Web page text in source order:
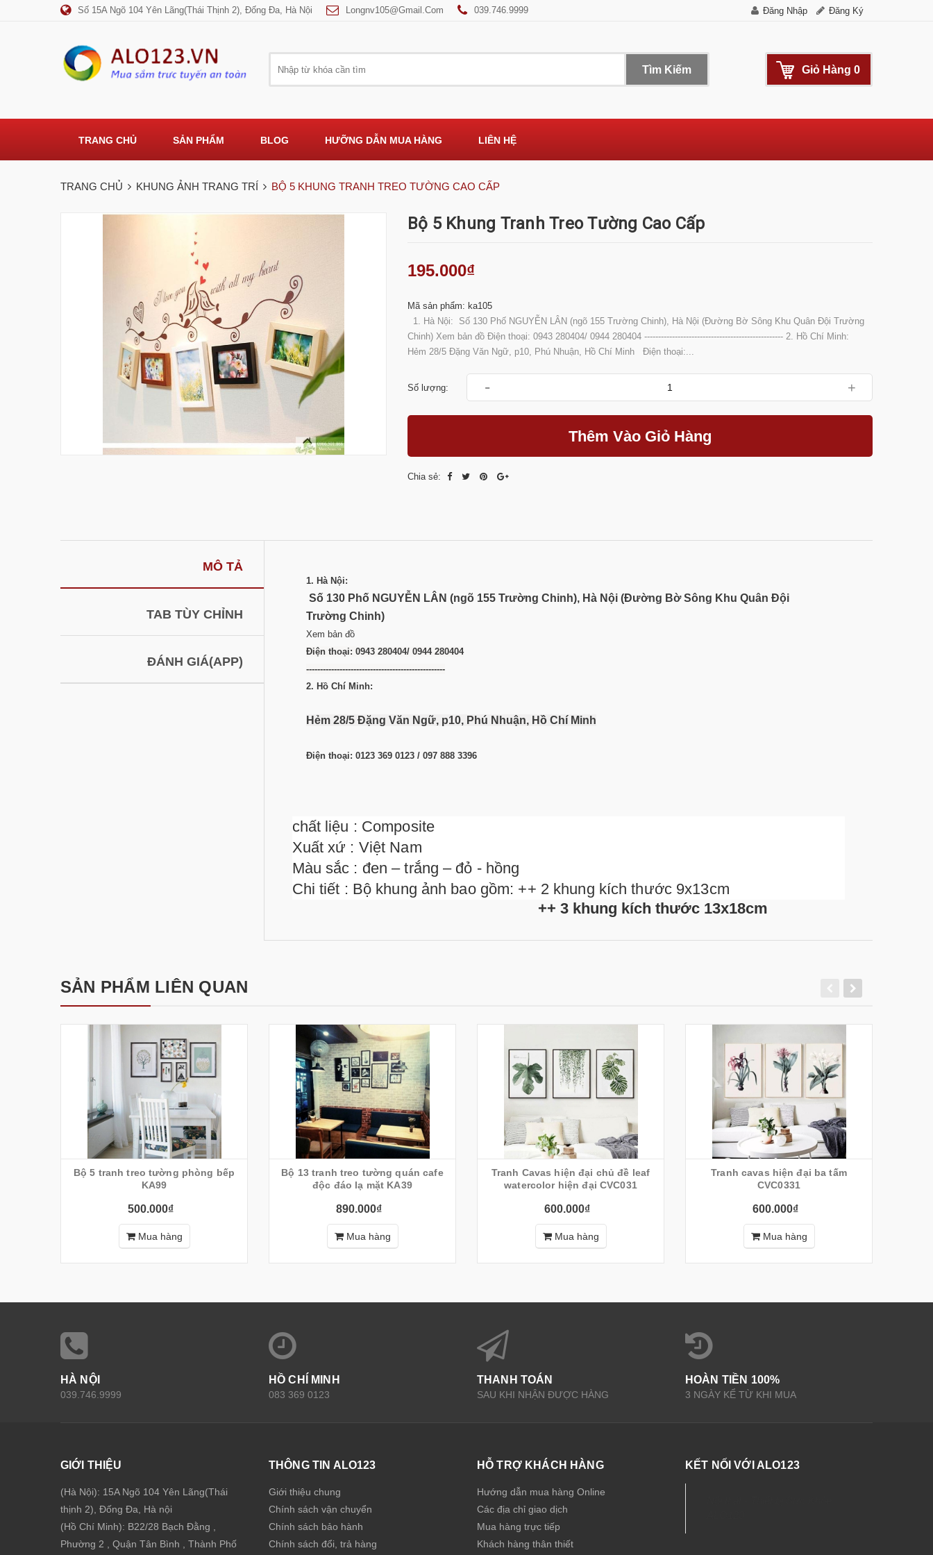
Số 15A Ngõ 104 Yên Lãng(Thái Thịnh 2), Đống Đa, Hà Nội Longnv105@gmail.com 039.746.9999 Đăng Nhập Đăng Ký
Tìm Kiếm Giỏ Hàng 0
TRANG CHỦ SẢN PHẨM BLOG HƯỠNG DẪN MUA HÀNG LIÊN HỆ
TRANG CHỦ KHUNG ẢNH TRANG TRÍ BỘ 5 KHUNG TRANH TREO TƯỜNG CAO CẤP
Bộ 5 Khung Tranh Treo Tường Cao Cấp
195.000₫
Mã sản phẩm: ka105
1. Hà Nội: Số 130 Phố NGUYỄN LÂN (ngõ 155 Trường Chinh), Hà Nội (Đường Bờ Sông Khu Quân Đội Trường
Chinh) Xem bản đồ Điện thoại: 0943 280404/ 0944 280404 -------------------------------------------------- 2. Hồ Chí Minh:
Hẻm 28/5 Đặng Văn Ngữ, p10, Phú Nhuận, Hồ Chí Minh Điện thoại:...
Số lượng: - +
Thêm Vào Giỏ Hàng
Chia sẻ:
MÔ TẢ
TAB TÙY CHỈNH
ĐÁNH GIÁ(APP)
1. Hà Nội:
Số 130 Phố NGUYỄN LÂN (ngõ 155 Trường Chinh), Hà Nội(Đường Bờ Sông Khu Quân Đội
Trường Chinh)
Xem bản đồ
Điện thoại: 0943 280404/ 0944 280404
--------------------------------------------------
2. Hồ Chí Minh:
Hẻm 28/5 Đặng Văn Ngữ, p10, Phú Nhuận, Hồ Chí Minh
Điện thoại: 0123 369 0123 / 097 888 3396
chất liệu : Composite
Xuất xứ : Việt Nam
Màu sắc : đen – trắng – đỏ - hồng
Chi tiết : Bộ khung ảnh bao gồm: ++ 2 khung kích thước 9x13cm
++ 3 khung kích thước 13x18cm
SẢN PHẨM LIÊN QUAN
Bộ 5 tranh treo tường phòng bếp
KA99
500.000₫
Mua hàng
Bộ 13 tranh treo tường quán cafe
độc đáo lạ mặt KA39
890.000₫
Mua hàng
Tranh Cavas hiện đại chủ đề leaf
watercolor hiện đại CVC031
600.000₫
Mua hàng
Tranh cavas hiện đại ba tấm
CVC0331
600.000₫
Mua hàng
HÀ NỘI
039.746.9999
HỒ CHÍ MINH
083 369 0123
THANH TOÁN
SAU KHI NHẬN ĐƯỢC HÀNG
HOÀN TIỀN 100%
3 NGÀY KỂ TỪ KHI MUA
GIỚI THIỆU
(Hà Nội): 15A Ngõ 104 Yên Lãng(Thái
thịnh 2), Đống Đa, Hà nội
(Hồ Chí Minh): B22/28 Bạch Đằng ,
Phường 2 , Quận Tân Bình , Thành Phố
THÔNG TIN ALO123
Giới thiệu chung
Chính sách vận chuyển
Chính sách bảo hành
Chính sách đổi, trả hàng
HỖ TRỢ KHÁCH HÀNG
Hướng dẫn mua hàng Online
Các địa chỉ giao dịch
Mua hàng trực tiếp
Khách hàng thân thiết
KẾT NỐI VỚI ALO123